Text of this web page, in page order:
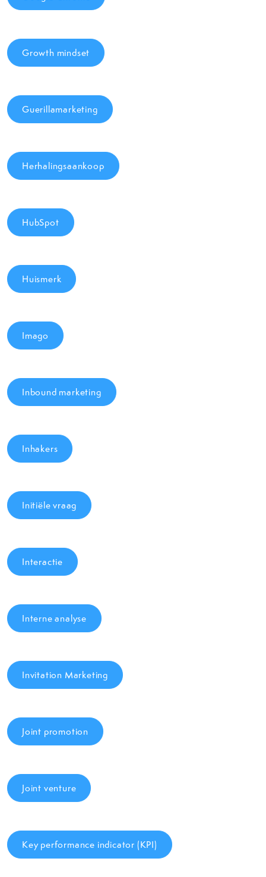
Growth mindset
Guerillamarketing
Herhalingsaankoop
HubSpot
Huismerk
Imago
Inbound marketing
Inhakers
Initiële vraag
Interactie
Interne analyse
Invitation Marketing
Joint promotion
Joint venture
Key performance indicator (KPI)